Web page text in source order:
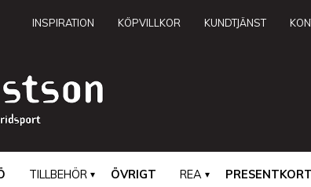
KUNDTJÄNST
KÖPVILLKOR
INSPIRATION
TILLBEHÖR ÖVRIGT REA PRESENTKORT